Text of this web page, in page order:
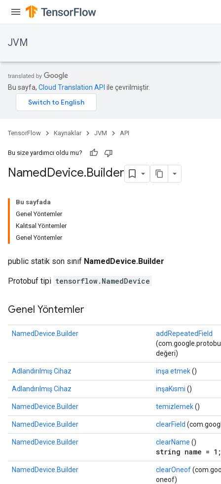
JVM
Bu sayfa, Cloud Translation API ile çevrilmiştir.
TensorFlow Kaynaklar JVM API
Bu size yardımcı oldu mu?
NamedDevice.Builder
Bu sayfada
Genel Yöntemler
Kalıtsal Yöntemler
Genel Yöntemler
public statik son sınıf NamedDevice.Builder
Protobuf tipi tensorflow.NamedDevice
Genel Yöntemler
NamedDevice.Builder
addRepeatedField
değeri)
Adlandırılmış Cihaz inşa etmek()
Adlandırılmış Cihaz inşaKısmi ()
NamedDevice.Builder temizlemek()
NamedDevice.Builder clearField
NamedDevice.Builder clearName ()
string name = 1;
NamedDevice.Builder clearOneof
oneof)